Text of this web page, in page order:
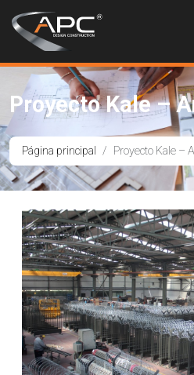
Proyecto Kale –
Página principal Proyecto Kale –